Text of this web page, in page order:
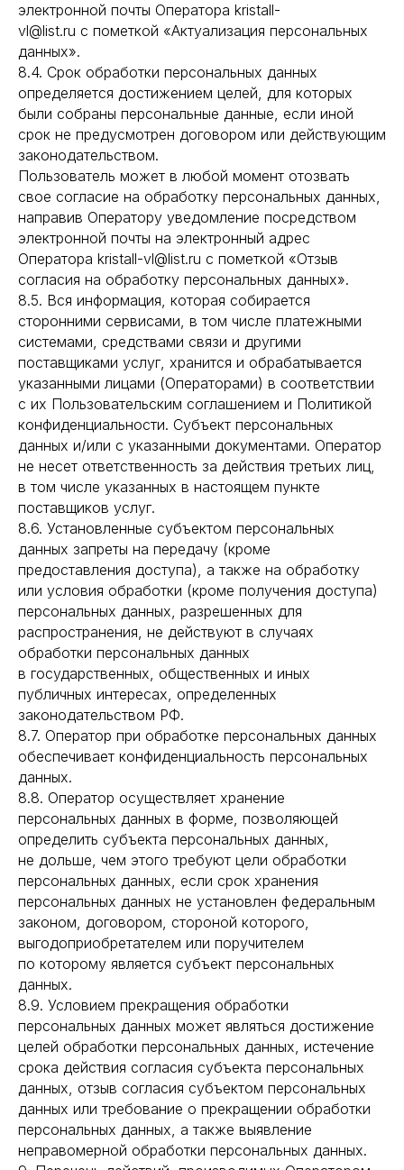
электронной почты Оператора kristall-
vl@list.ru с пометкой «Актуализация персональных
данных».
8.4. Срок обработки персональных данных
определяется достижением целей, для которых
были собраны персональные данные, если иной
срок не предусмотрен договором или действующим
законодательством.
Пользователь может в любой момент отозвать
свое согласие на обработку персональных данных,
направив Оператору уведомление посредством
электронной почты на электронный адрес
Оператора kristall-vl@list.ru с пометкой «Отзыв
согласия на обработку персональных данных».
8.5. Вся информация, которая собирается
сторонними сервисами, в том числе платежными
системами, средствами связи и другими
поставщиками услуг, хранится и обрабатывается
указанными лицами (Операторами) в соответствии
с их Пользовательским соглашением и Политикой
конфиденциальности. Субъект персональных
данных и/или с указанными документами. Оператор
не несет ответственность за действия третьих лиц,
в том числе указанных в настоящем пункте
поставщиков услуг.
8.6. Установленные субъектом персональных
данных запреты на передачу (кроме
предоставления доступа), а также на обработку
или условия обработки (кроме получения доступа)
персональных данных, разрешенных для
распространения, не действуют в случаях
обработки персональных данных
в государственных, общественных и иных
публичных интересах, определенных
законодательством РФ.
8.7. Оператор при обработке персональных данных
обеспечивает конфиденциальность персональных
данных.
8.8. Оператор осуществляет хранение
персональных данных в форме, позволяющей
определить субъекта персональных данных,
не дольше, чем этого требуют цели обработки
персональных данных, если срок хранения
персональных данных не установлен федеральным
законом, договором, стороной которого,
выгодоприобретателем или поручителем
по которому является субъект персональных
данных.
8.9. Условием прекращения обработки
персональных данных может являться достижение
целей обработки персональных данных, истечение
срока действия согласия субъекта персональных
данных, отзыв согласия субъектом персональных
данных или требование о прекращении обработки
персональных данных, а также выявление
неправомерной обработки персональных данных.